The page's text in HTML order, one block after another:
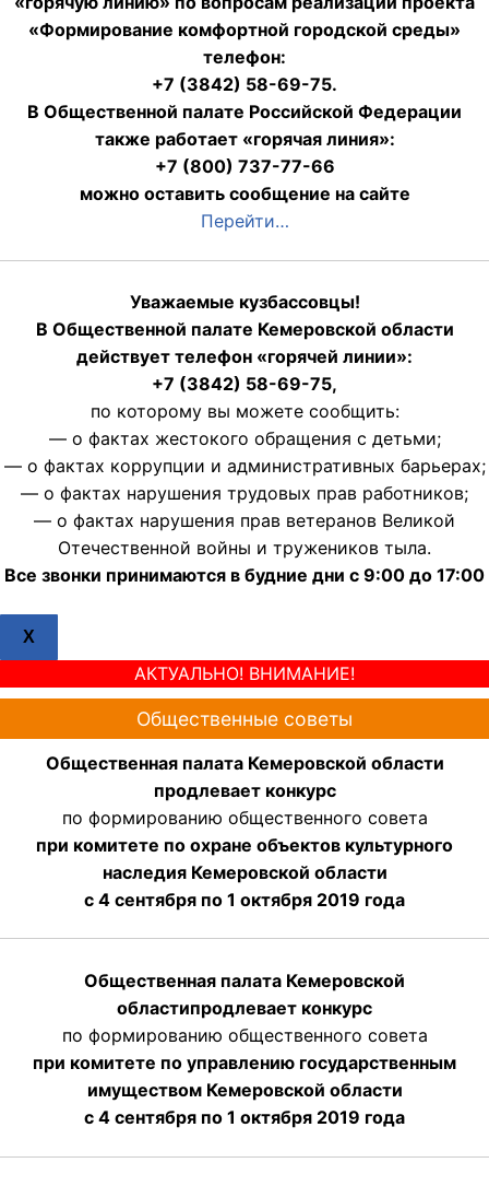
«Формирование комфортной городской среды»
телефон:
+7 (3842) 58-69-75.
В Общественной палате Российской Федерации
также работает «горячая линия»:
+7 (800) 737-77-66
можно оставить сообщение на сайте
Перейти…
Уважаемые кузбассовцы!
В Общественной палате Кемеровской области
действует телефон «горячей линии»:
+7 (3842) 58-69-75,
по которому вы можете сообщить:
— о фактах жестокого обращения с детьми;
— о фактах коррупции и административных барьерах;
— о фактах нарушения трудовых прав работников;
— о фактах нарушения прав ветеранов Великой
Отечественной войны и тружеников тыла.
Все звонки принимаются в будние дни с 9:00 до 17:00
X
АКТУАЛЬНО! ВНИМАНИЕ!
Общественные советы
Общественная палата Кемеровской области
продлевает конкурс
по формированию общественного совета
при комитете по охране объектов культурного
наследия Кемеровской области
с 4 сентября по 1 октября 2019 года
Общественная палата Кемеровской
областипродлевает конкурс
по формированию общественного совета
при комитете по управлению государственным
имуществом Кемеровской области
с 4 сентября по 1 октября 2019 года